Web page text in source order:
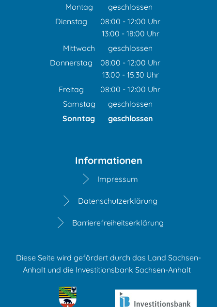
Montag
geschlossen
Dienstag
08:00 - 12:00 Uhr
Von 08:00 bis 12:00 Uhr
13:00 - 18:00 Uhr
Von 13:00 bis 18:00 Uhr
Mittwoch
geschlossen
Donnerstag
08:00 - 12:00 Uhr
Von 08:00 bis 12:00 Uhr
13:00 - 15:30 Uhr
Von 13:00 bis 15:30 Uhr
Freitag 08:00 - 12:00 Uhr
Von 08:00 bis 12:00 Uhr
Samstag
geschlossen
Sonntag
geschlossen
Informationen
Impressum
Datenschutzerklärung
Barrierefreiheitserklärung
Diese Seite wird gefördert durch das Land Sachsen-
Anhalt und die Investitionsbank Sachsen-Anhalt